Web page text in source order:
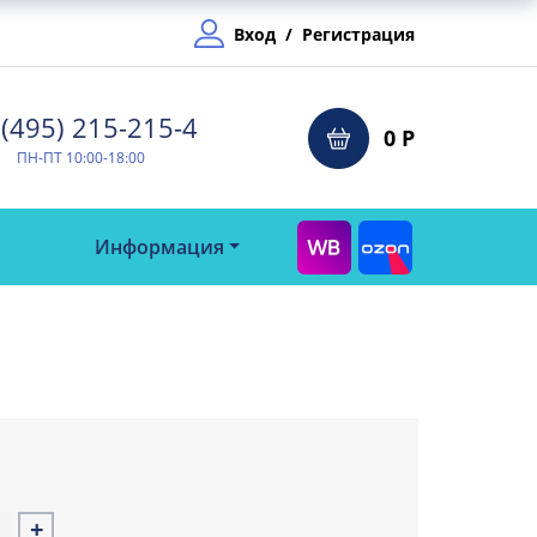
Вход / Регистрация
215-215-4⁠
ПН-ПТ 10:00-18:00
0 Р
Информация
+